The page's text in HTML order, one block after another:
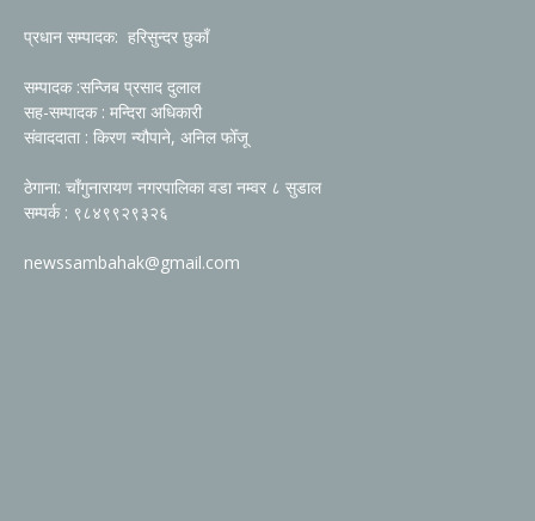
प्रधान सम्पादक: हरिसुन्दर छुकाँ
सम्पादक :सन्जिब प्रसाद दुलाल
सह-सम्पादक : मन्दिरा अधिकारी
संवाददाता : किरण न्यौपाने, अनिल फोँजू
ठेगाना: चाँगुनारायण नगरपालिका वडा नम्वर ८ सुडाल
सम्पर्क : ९८४९९२९३२६
newssambahak@gmail.com